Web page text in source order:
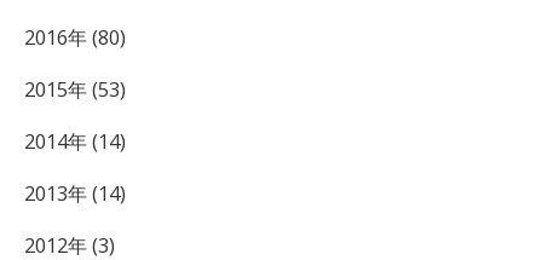
2016年 (80)
2015年 (53)
2014年 (14)
2013年 (14)
2012年 (3)